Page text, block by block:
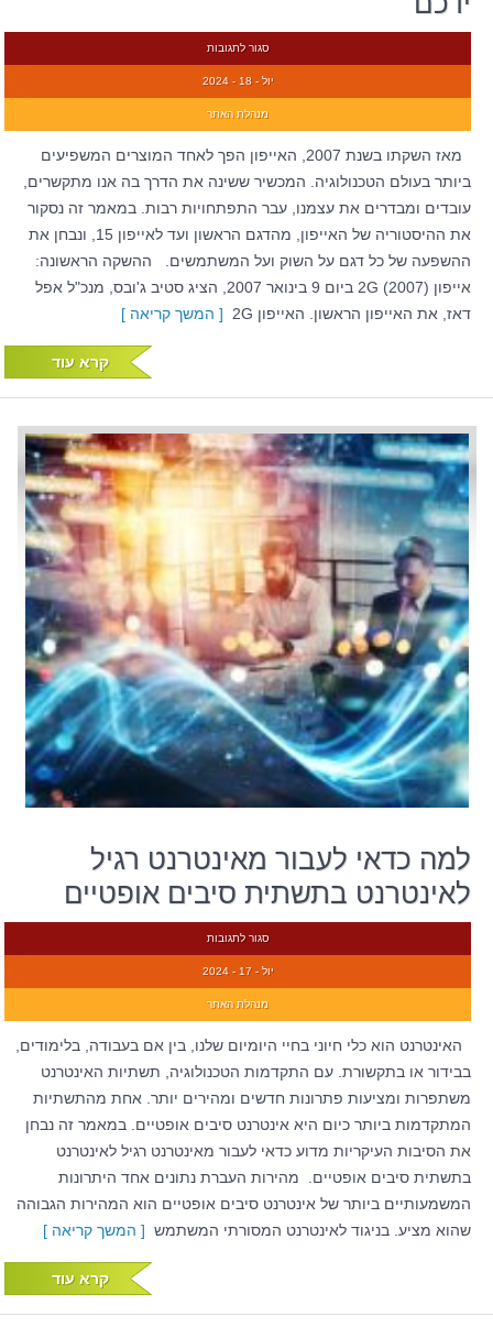
סגור לתגובות
יול - 18 - 2024
מנהלת האתר
מאז השקתו בשנת 2007, האייפון הפך לאחד המוצרים המשפיעים
ביותר בעולם הטכנולוגיה. המכשיר ששינה את הדרך בה אנו מתקשרים,
עובדים ומבדרים את עצמנו, עבר התפתחויות רבות. במאמר זה נסקור
את ההיסטוריה של האייפון, מהדגם הראשון ועד לאייפון 15, ונבחן את
ההשפעה של כל דגם על השוק ועל המשתמשים. ההשקה הראשונה:
אייפון 2G (2007) ביום 9 בינואר 2007, הציג סטיב ג'ובס, מנכ"ל אפל
דאז, את האייפון הראשון. האייפון 2G
[ המשך קריאה ]
קרא עוד
למה כדאי לעבור מאינטרנט רגיל
לאינטרנט בתשתית סיבים אופטיים
סגור לתגובות
יול - 17 - 2024
מנהלת האתר
האינטרנט הוא כלי חיוני בחיי היומיום שלנו, בין אם בעבודה, בלימודים,
בבידור או בתקשורת. עם התקדמות הטכנולוגיה, תשתיות האינטרנט
משתפרות ומציעות פתרונות חדשים ומהירים יותר. אחת מהתשתיות
המתקדמות ביותר כיום היא אינטרנט סיבים אופטיים. במאמר זה נבחן
את הסיבות העיקריות מדוע כדאי לעבור מאינטרנט רגיל לאינטרנט
בתשתית סיבים אופטיים. מהירות העברת נתונים אחד היתרונות
המשמעותיים ביותר של אינטרנט סיבים אופטיים הוא המהירות הגבוהה
שהוא מציע. בניגוד לאינטרנט המסורתי המשתמש [ המשך קריאה ]
קרא עוד